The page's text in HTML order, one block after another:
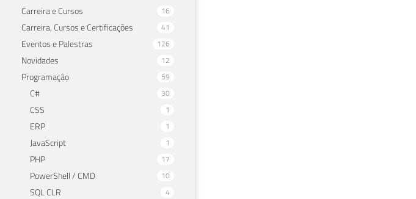
Carreira e Cursos 16
Carreira, Cursos e Certificações 41
Eventos e Palestras 126
Novidades 12
Programação 59
C# 30
CSS 1
ERP 1
JavaScript 1
PHP 17
PowerShell / CMD 10
SQL CLR 4